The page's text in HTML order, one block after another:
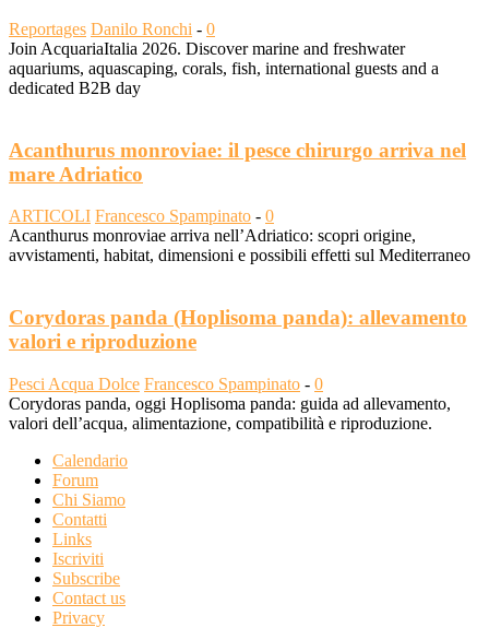
Reportages Danilo Ronchi - 0
Join AcquariaItalia 2026. Discover marine and freshwater
aquariums, aquascaping, corals, fish, international guests and a
dedicated B2B day
Acanthurus monroviae: il pesce chirurgo arriva nel
mare Adriatico
ARTICOLI Francesco Spampinato - 0
Acanthurus monroviae arriva nell’Adriatico: scopri origine,
avvistamenti, habitat, dimensioni e possibili effetti sul Mediterraneo
Corydoras panda (Hoplisoma panda): allevamento
valori e riproduzione
Pesci Acqua Dolce Francesco Spampinato - 0
Corydoras panda, oggi Hoplisoma panda: guida ad allevamento,
valori dell’acqua, alimentazione, compatibilità e riproduzione.
Calendario
Forum
Chi Siamo
Contatti
Links
Iscriviti
Subscribe
Contact us
Privacy